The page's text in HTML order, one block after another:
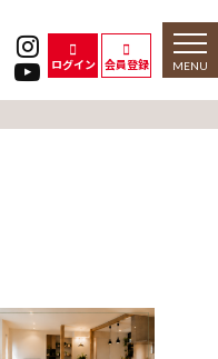
ログイン 会員登録
toggle